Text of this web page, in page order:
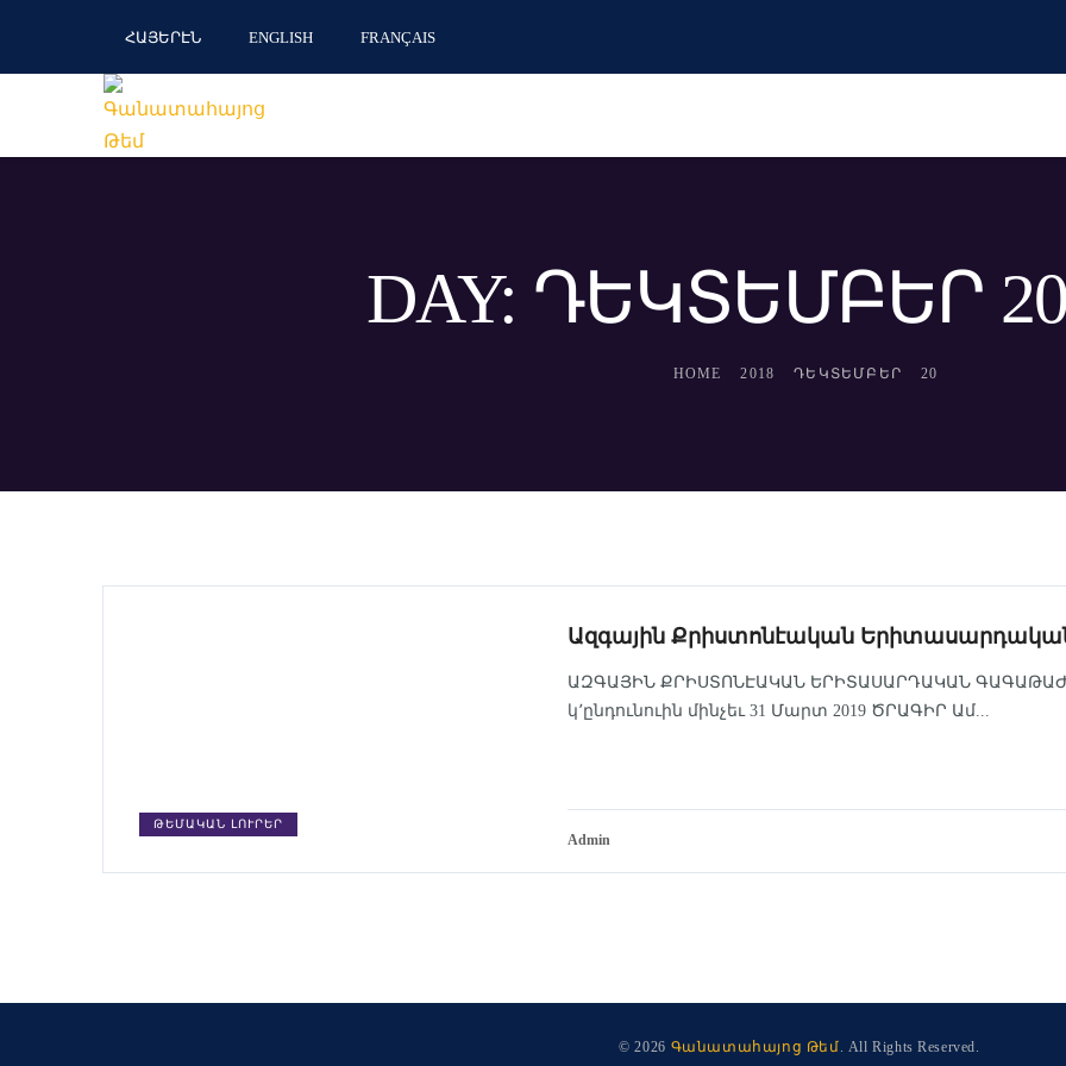
ՀԱՅԵՐԷՆ ENGLISH FRANÇAIS
DAY: ԴԵԿՏԵՄԲԵՐ
HOME 2018 ԴԵԿՏԵՄԲԵՐ 20
ԹԵՄԱԿԱՆ ԼՈՒՐԵՐ
Ազգային Քրիստոնէական
ԱԶԳԱՅԻՆ ՔՐԻՍՏՈՆԷԱԿԱՆ ԵՐԻՏԱՍԱՐԴԱԿԱՆ
կ՚ընդունուին մինչեւ 31 Մարտ 2019 ԾՐԱԳԻՐ Ամ...
Admin
© 2026 Գանատահայոց Թեմ . All Rights Reserved.